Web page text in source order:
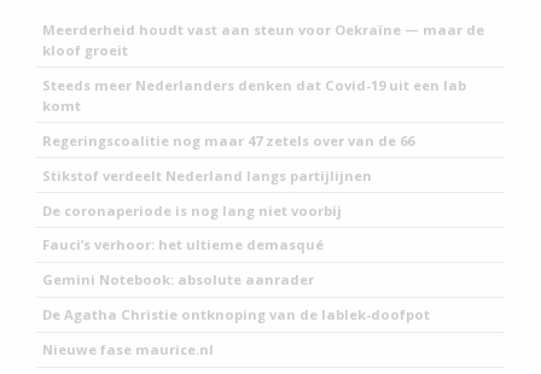
Meerderheid houdt vast aan steun voor Oekraïne — maar de
kloof groeit
Steeds meer Nederlanders denken dat Covid-19 uit een lab
komt
Regeringscoalitie nog maar 47 zetels over van de 66
Stikstof verdeelt Nederland langs partijlijnen
De coronaperiode is nog lang niet voorbij
Fauci’s verhoor: het ultieme demasqué
Gemini Notebook: absolute aanrader
De Agatha Christie ontknoping van de lablek-doofpot
Nieuwe fase maurice.nl